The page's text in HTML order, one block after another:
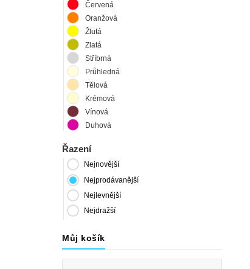
Červená
Oranžová
Žlutá
Zlatá
Stříbrná
Průhledná
Tělová
Krémová
Vínová
Duhová
Řazení
Nejnovější
Nejprodávanější
Nejlevnější
Nejdražší
Můj košík